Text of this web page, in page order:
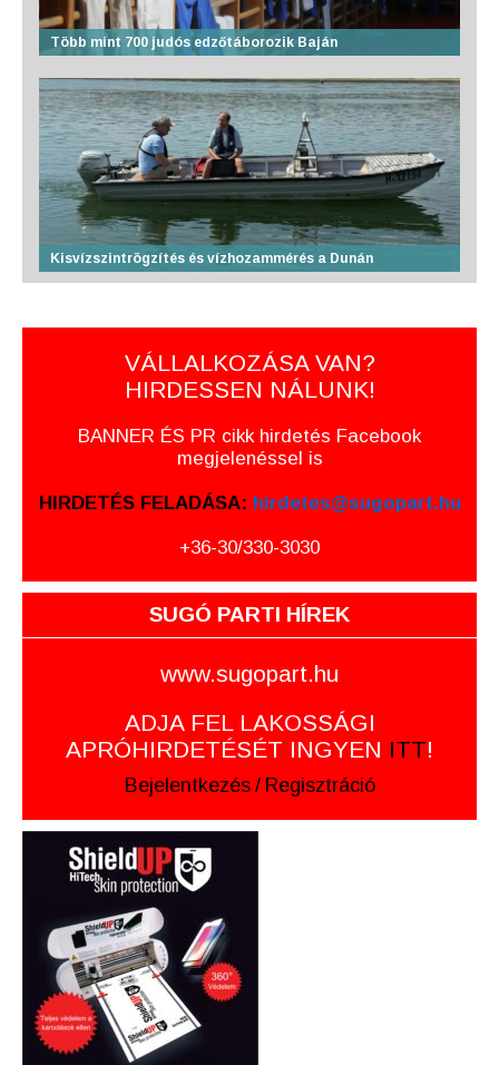
Több mint 700 judós edzőtáborozik Baján
Kisvízszintrögzítés és vízhozammérés a Dunán
VÁLLALKOZÁSA VAN?
HIRDESSEN NÁLUNK!
BANNER ÉS PR cikk hirdetés Facebook
megjelenéssel is
HIRDETÉS FELADÁSA: hirdetes@sugopart.hu
+36-30/330-3030
SUGÓ PARTI HÍREK
www.sugopart.hu
ADJA FEL LAKOSSÁGI
APRÓHIRDETÉSÉT INGYEN ITT!
Bejelentkezés / Regisztráció